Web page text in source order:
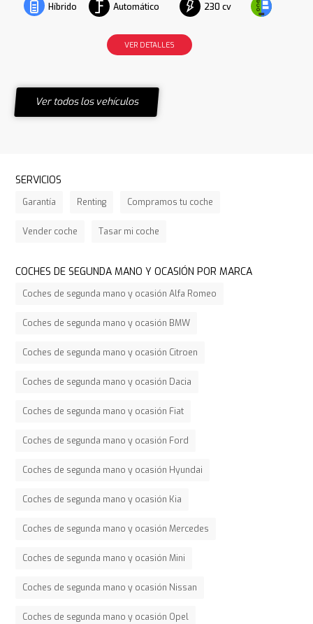
Híbrido Automático 230 cv
VER DETALLES
Ver todos los vehículos
SERVICIOS
Garantía Renting Compramos tu coche
Vender coche Tasar mi coche
COCHES DE SEGUNDA MANO Y OCASIÓN POR MARCA
Coches de segunda mano y ocasión Alfa Romeo
Coches de segunda mano y ocasión BMW
Coches de segunda mano y ocasión Citroen
Coches de segunda mano y ocasión Dacia
Coches de segunda mano y ocasión Fiat
Coches de segunda mano y ocasión Ford
Coches de segunda mano y ocasión Hyundai
Coches de segunda mano y ocasión Kia
Coches de segunda mano y ocasión Mercedes
Coches de segunda mano y ocasión Mini
Coches de segunda mano y ocasión Nissan
Coches de segunda mano y ocasión Opel